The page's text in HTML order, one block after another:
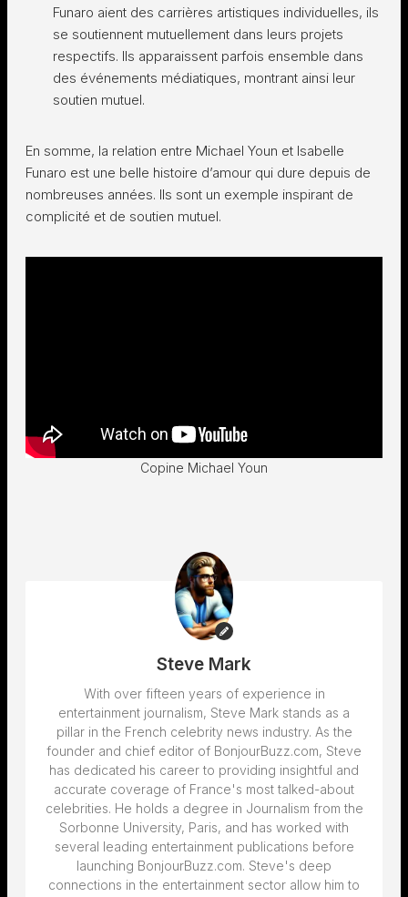
Funaro aient des carrières artistiques individuelles, ils
se soutiennent mutuellement dans leurs projets
respectifs. Ils apparaissent parfois ensemble dans
des événements médiatiques, montrant ainsi leur
soutien mutuel.
En somme, la relation entre Michael Youn et Isabelle
Funaro est une belle histoire d’amour qui dure depuis de
nombreuses années. Ils sont un exemple inspirant de
complicité et de soutien mutuel.
Copine Michael Youn
Steve Mark
With over fifteen years of experience in
entertainment journalism, Steve Mark stands as a
pillar in the French celebrity news industry. As the
founder and chief editor of BonjourBuzz.com, Steve
has dedicated his career to providing insightful and
accurate coverage of France's most talked-about
celebrities. He holds a degree in Journalism from the
Sorbonne University, Paris, and has worked with
several leading entertainment publications before
launching BonjourBuzz.com. Steve's deep
connections in the entertainment sector allow him to